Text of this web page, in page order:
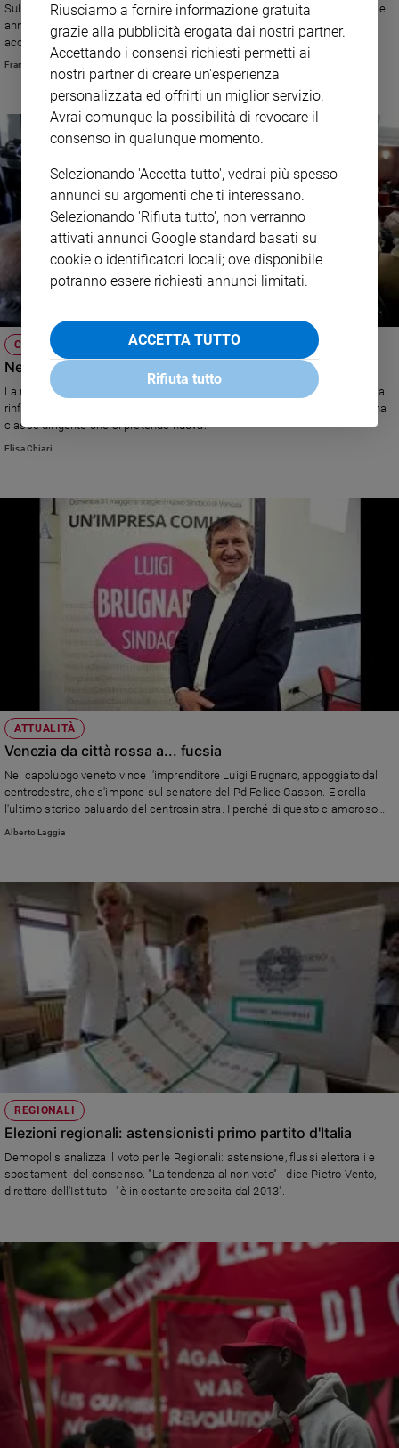
Sul caso scontrini l'ex sindaco è stato scagionato da ogni accusa dopo sei
anni di inchieste. Ma l'ex commissario del Pd capitolino rilancia le sue
accuse politiche
Francesco Anfossi
CASO QUARTO/MAFIA CAPITALE
Nessuno ha titolo per scagliare pietre
La rissa Pd/M5s su caso Quarto e Mafia capitale, una gara vecchissima a
rinfacciarsi scheletri che svilisce la legalità e non aiuta la credibilità di una
classe dirigente che si pretende nuova.
Elisa Chiari
ATTUALITÀ
Venezia da città rossa a... fucsia
Nel capoluogo veneto vince l'imprenditore Luigi Brugnaro, appoggiato dal
centrodestra, che s'impone sul senatore del Pd Felice Casson. E crolla
l'ultimo storico baluardo del centrosinistra. I perché di questo clamoroso
(ma non troppo) flop del Pd.
Alberto Laggia
REGIONALI
Elezioni regionali: astensionisti primo partito d'Italia
Demopolis analizza il voto per le Regionali: astensione, flussi elettorali e
spostamenti del consenso. "La tendenza al non voto" - dice Pietro Vento,
direttore dell'Istituto - "è in costante crescita dal 2013".
Riusciamo a fornire informazione gratuita
grazie alla pubblicità erogata dai nostri partner.
Accettando i consensi richiesti permetti ai
nostri partner di creare un'esperienza
personalizzata ed offrirti un miglior servizio.
Avrai comunque la possibilità di revocare il
consenso in qualunque momento.
Selezionando 'Accetta tutto', vedrai più spesso
annunci su argomenti che ti interessano.
Selezionando 'Rifiuta tutto', non verranno
attivati annunci Google standard basati su
cookie o identificatori locali; ove disponibile
potranno essere richiesti annunci limitati.
ACCETTA TUTTO
Rifiuta tutto